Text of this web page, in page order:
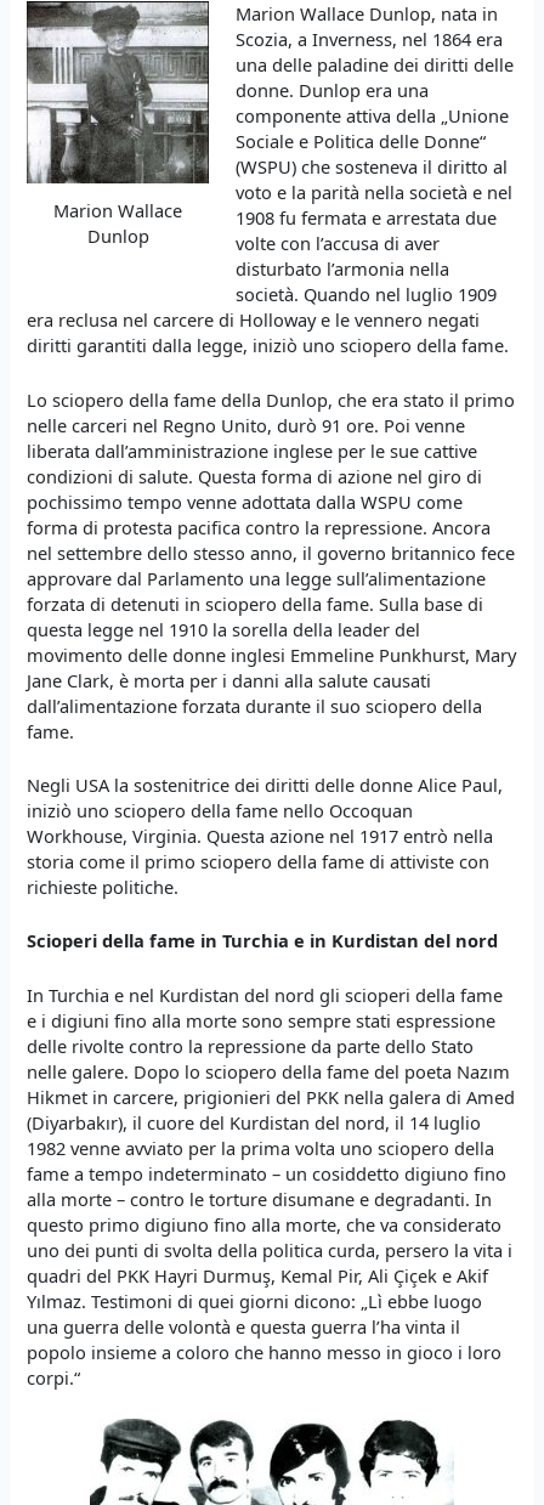
Marion Wallace
Dunlop
Marion Wallace Dunlop, nata in
Scozia, a Inverness, nel 1864 era
una delle paladine dei diritti delle
donne. Dunlop era una
componente attiva della „Unione
Sociale e Politica delle Donne“
(WSPU) che sosteneva il diritto al
voto e la parità nella società e nel
1908 fu fermata e arrestata due
volte con l’accusa di aver
disturbato l’armonia nella
società. Quando nel luglio 1909
era reclusa nel carcere di Holloway e le vennero negati
diritti garantiti dalla legge, iniziò uno sciopero della fame.
Lo sciopero della fame della Dunlop, che era stato il primo
nelle carceri nel Regno Unito, durò 91 ore. Poi venne
liberata dall’amministrazione inglese per le sue cattive
condizioni di salute. Questa forma di azione nel giro di
pochissimo tempo venne adottata dalla WSPU come
forma di protesta pacifica contro la repressione. Ancora
nel settembre dello stesso anno, il governo britannico fece
approvare dal Parlamento una legge sull’alimentazione
forzata di detenuti in sciopero della fame. Sulla base di
questa legge nel 1910 la sorella della leader del
movimento delle donne inglesi Emmeline Punkhurst, Mary
Jane Clark, è morta per i danni alla salute causati
dall’alimentazione forzata durante il suo sciopero della
fame.
Negli USA la sostenitrice dei diritti delle donne Alice Paul,
iniziò uno sciopero della fame nello Occoquan
Workhouse, Virginia. Questa azione nel 1917 entrò nella
storia come il primo sciopero della fame di attiviste con
richieste politiche.
Scioperi della fame in Turchia e in Kurdistandel nord
In Turchia e nel Kurdistan del nord gli scioperi della fame
e i digiuni fino alla morte sono sempre stati espressione
delle rivolte contro la repressione da parte dello Stato
nelle galere. Dopo lo sciopero della fame del poeta Nazım
Hikmet in carcere, prigionieri del PKK nella galera di Amed
(Diyarbakır), il cuore del Kurdistan del nord, il 14 luglio
1982 venne avviato per la prima volta uno sciopero della
fame a tempo indeterminato – un cosiddetto digiuno fino
alla morte – contro le torture disumane e degradanti. In
questo primo digiuno fino alla morte, che va considerato
uno dei punti di svolta della politica curda, persero la vita i
quadri del PKK Hayri Durmuş, Kemal Pir, Ali Çiçek e Akif
Yılmaz. Testimoni di quei giorni dicono: „Lì ebbe luogo
una guerra delle volontà e questa guerra l’ha vinta il
popolo insieme a coloro che hanno messo in gioco i loro
corpi.“